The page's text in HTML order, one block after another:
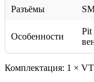
Разъёмы
Особенности
Pit
Комплектация: 1 ×